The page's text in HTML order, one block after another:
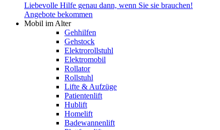
Liebevolle Hilfe genau dann, wenn Sie sie brauchen!
Angebote bekommen
Mobil im Alter
Gehhilfen
Gehstock
Elektrorollstuhl
Elektromobil
Rollator
Rollstuhl
Lifte & Aufzüge
Patientenlift
Hublift
Homelift
Badewannenlift